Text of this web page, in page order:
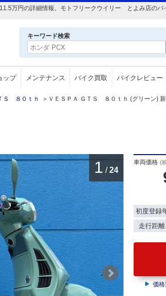
万円の詳細情報。モトフリークウイリー とよみ店のバ
キーワード検索
ップ メンテナンス バイク買取 バイクレビュー
Ｓ ８０ｔｈ ＞ ＶＥＳＰＡ ＧＴＳ ８０ｔｈ (グリーン)
1 / 24
車両価格 (
初度登録
走行距離
価